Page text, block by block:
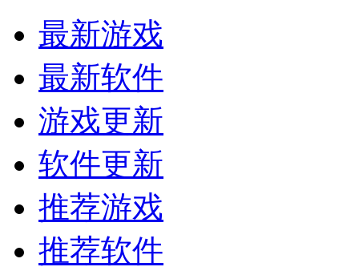
最新游戏
最新软件
游戏更新
软件更新
推荐游戏
推荐软件